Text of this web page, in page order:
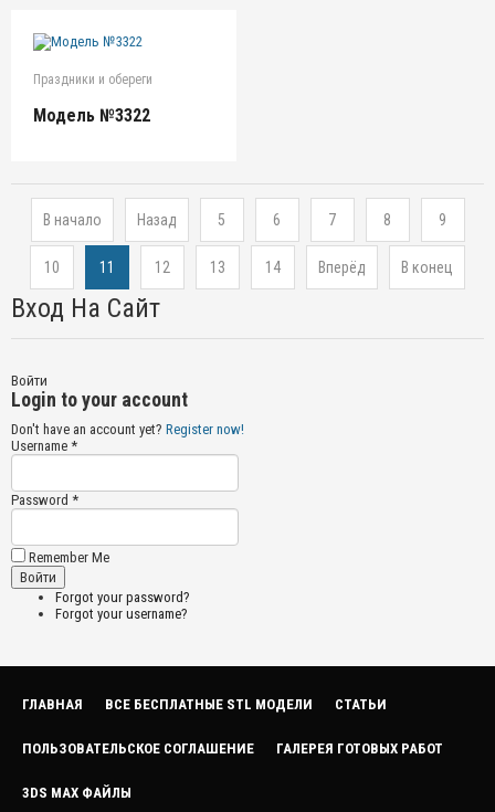
Праздники и обереги
Модель №3322
В начало Назад 5 6 7 8 9
10 11 12 13 14 Вперёд В конец
Вход На Сайт
Войти
Login to your account
Don't have an account yet? Register now!
Username *
Password *
Remember Me
Forgot your password?
Forgot your username?
ГЛАВНАЯ ВСЕ БЕСПЛАТНЫЕ STL МОДЕЛИ СТАТЬИ
ПОЛЬЗОВАТЕЛЬСКОЕ СОГЛАШЕНИЕ ГАЛЕРЕЯ ГОТОВЫХ РАБОТ
3DS MAX ФАЙЛЫ